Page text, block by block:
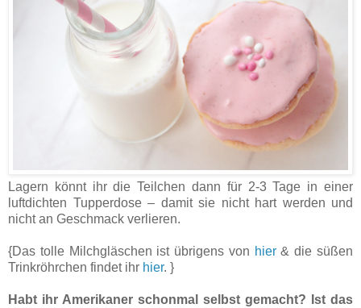
Lagern könnt ihr die Teilchen dann für 2-3 Tage in einer
luftdichten Tupperdose – damit sie nicht hart werden und
nicht an Geschmack verlieren.
{Das tolle Milchgläschen ist übrigens von hier& die süßen
Trinkröhrchen findet ihr hier. }
Habt ihr Amerikaner schonmal selbst gemacht? Ist das